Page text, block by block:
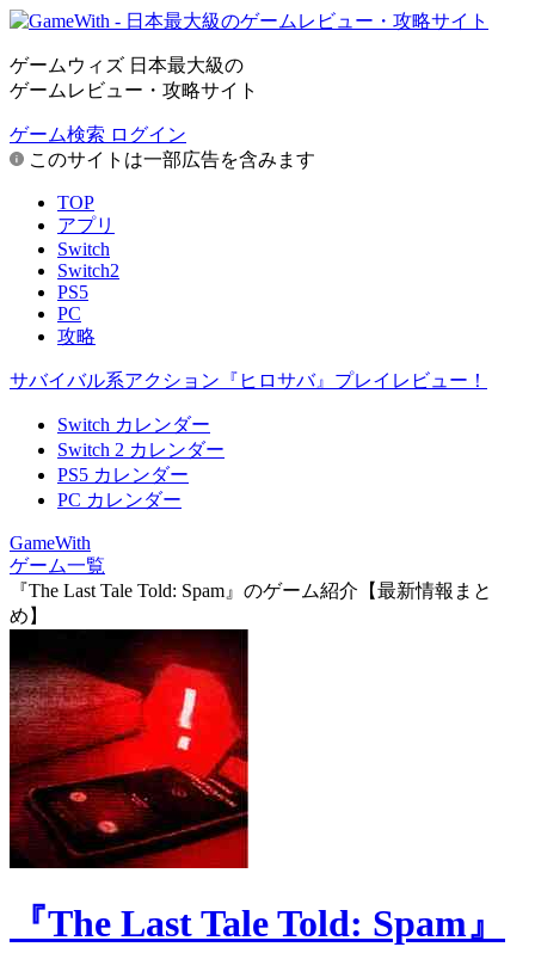
ゲームウィズ 日本最大級の
ゲームレビュー・攻略サイト
ゲーム検索 ログイン
このサイトは一部広告を含みます
TOP
アプリ
Switch
Switch2
PS5
PC
攻略
サバイバル系アクション『ヒロサバ』プレイレビュー！
Switch カレンダー
Switch 2 カレンダー
PS5 カレンダー
PC カレンダー
GameWith
ゲーム一覧
『The Last Tale Told: Spam』のゲーム紹介【最新情報まと
め】
『The Last Tale Told: Spam』